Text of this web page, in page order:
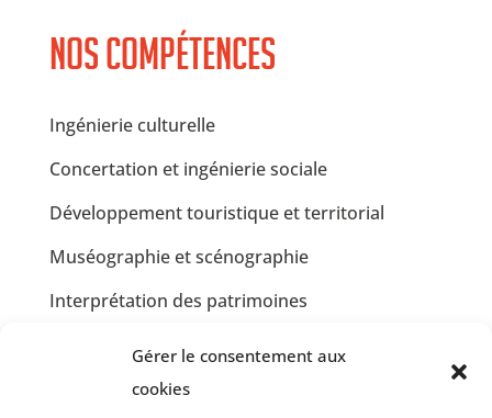
Gérer le consentement aux
cookies
Nos compétences
Ingénierie culturelle
Concertation et ingénierie sociale
Développement touristique et territorial
Muséographie et scénographie
Interprétation des patrimoines
Communication et design graphique
Jardins partagés et Développement Durable